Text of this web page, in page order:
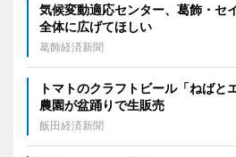
気候変動適応センター、葛飾・
全体に広げてほしい
葛飾経済新聞
トマトのクラフトビール「ねば
農園が盆踊りで生販売
飯田経済新聞